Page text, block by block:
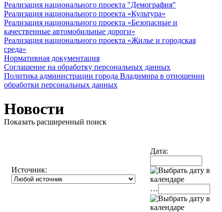
Реализация национального проекта "Демография"
Реализация национального проекта «Культура»
Реализация национального проекта «Безопасные и
качественные автомобильные дороги»
Реализация национального проекта «Жилье и городская
среда»
Нормативная документация
Соглашение на обработку персональных данных
Политика администрации города Владимира в отношении
обработки персональных данных
Новости
Показать расширенный поиск
Источник:
Дата:
…